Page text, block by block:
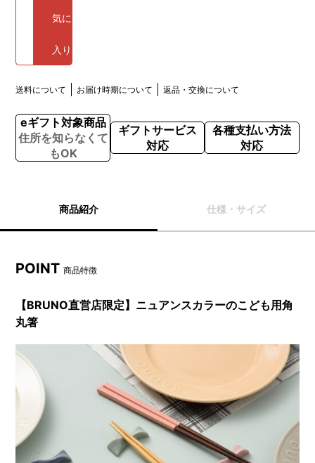
気に
入り
送料について お届け時期について 返品・交換について
eギフト対象商品
住所を知らなくて
もOK
ギフトサービス
対応
各種支払い方法
対応
商品紹介 仕様・サイズ
POINT商品特徴
【BRUNO直営店限定】ニュアンスカラーのこども用角
丸箸